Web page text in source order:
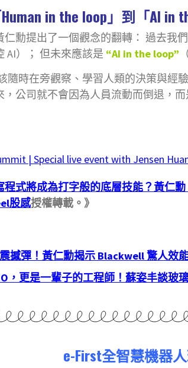
in the loop」到「AI in
仁勳提出了一個觀念的翻轉： 過去我
AI）； 但未來應該是 “AI in the loop”
隨時在旁觀察、學習人類的決策與經
，公司就不會因為人員流動而倒退，
| Special live event with Jensen
程式將成為打字般的底層技能？黃仁
股感授權轉載。》
震撼彈！黃仁勳揭示 Blackwell驚人效
，更是一輩子的工程師！蘇姿丰談玻
e-First全智慧機器